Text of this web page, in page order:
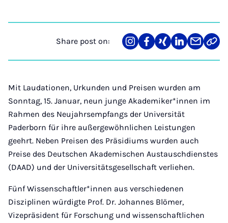
Share post on:
Share
on
Teilen
auf
Teilen
auf
Teilen
auf
Teilen
über
Link
Mit Laudationen, Urkunden und Preisen wurden am
Sonntag, 15. Januar, neun junge Akademiker*innen im
Rahmen des Neujahrsempfangs der Universität
Paderborn für ihre außergewöhnlichen Leistungen
geehrt. Neben Preisen des Präsidiums wurden auch
Preise des Deutschen Akademischen Austauschdienstes
(DAAD) und der Universitätsgesellschaft verliehen.
Fünf Wissenschaftler*innen aus verschiedenen
Disziplinen würdigte Prof. Dr. Johannes Blömer,
Vizepräsident für Forschung und wissenschaftlichen